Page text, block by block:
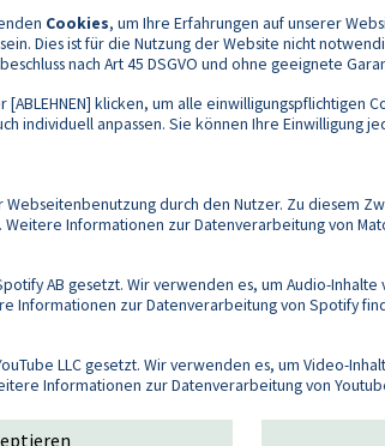
Cookies, um Ihre Erfahrungen auf unserer
Dies ist für die Nutzung der Website nicht
nach Art 45 DSGVO und ohne geeignete
[ABLEHNEN] klicken, um alle
individuell anpassen. Sie können Ihre
Webseitenbenutzung durch den Nutzer. Zu diesem
Informationen zur Datenverarbeitung von
AB gesetzt. Wir verwenden es, um Audio-
Informationen zur Datenverarbeitung von Spotify
LLC gesetzt. Wir verwenden es, um Video-
Informationen zur Datenverarbeitung von